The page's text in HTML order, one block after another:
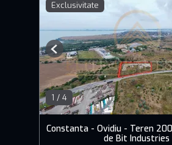
Exclusivitate
1 / 4
Previous
Constanta - Ovidiu - Teren
de Bit Industries